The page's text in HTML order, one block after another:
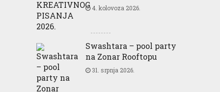
4. kolovoza 2026.
Swashtara – pool party
na Zonar Rooftopu
31. srpnja 2026.